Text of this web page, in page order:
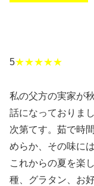
5★★★★★
私の父方の実家が
話になっておりま
次第てす。茹で時
めらか、その味に
これからの夏を楽
種、グラタン、お